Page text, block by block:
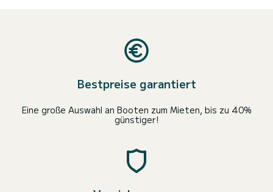
Bestpreise garantiert
Eine große Auswahl an Booten zum Mieten, bis zu 40%
günstiger!